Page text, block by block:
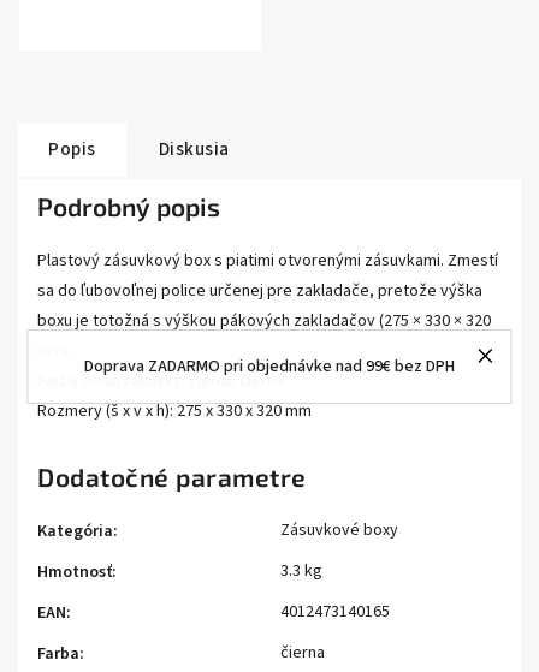
Doprava ZADARMO pri objednávke nad 99€ bez DPH
Popis Diskusia
Podrobný popis
Plastový zásuvkový box s piatimi otvorenými zásuvkami. Zmestí
sa do ľubovoľnej police určenej pre zakladače, pretože výška
boxu je totožná s výškou pákových zakladačov (275 × 330 × 320
Farba boxu/zásuvky: čierna/čierna
Rozmery (š x v x h): 275 x 330 x 320 mm
Dodatočné parametre
Kategória:
Zásuvkové boxy
Hmotnosť:
3.3 kg
EAN:
4012473140165
Farba:
čierna